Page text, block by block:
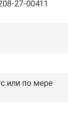
27-00411
или по мере